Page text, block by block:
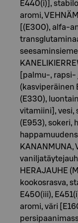
E440(i)],
aromi,
[(E300), alfa-
[palmu-, rapsi-
(kasviperäinen
(E330),
vitamiini], vesi,
(E953), sokeri,
KANANMUNA,
HERAJAUHE
kookosrasva,
E450(iii),
aromi, väri